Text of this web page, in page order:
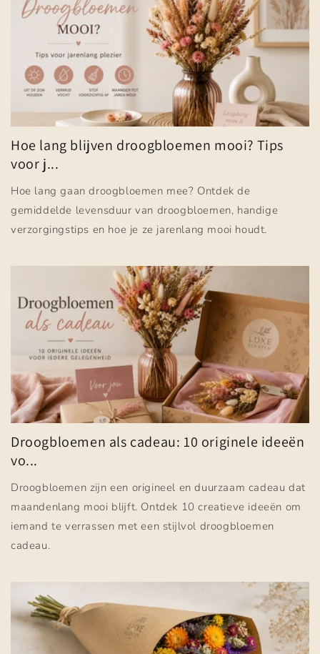
Hoe lang blijven droogbloemen mooi? Tips
voor j...
Hoe lang gaan droogbloemen mee? Ontdek de
gemiddelde levensduur van droogbloemen, handige
verzorgingstips en hoe je ze jarenlang mooi houdt.
Droogbloemen als cadeau: 10 originele ideeën
vo...
Droogbloemen zijn een origineel en duurzaam cadeau dat
maandenlang mooi blijft. Ontdek 10 creatieve ideeën om
iemand te verrassen met een stijlvol droogbloemen
cadeau.